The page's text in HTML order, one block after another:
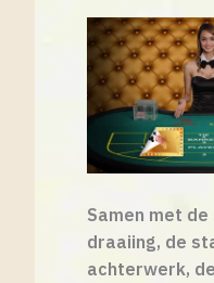
Samen met
draaiing, de
achterwerk,